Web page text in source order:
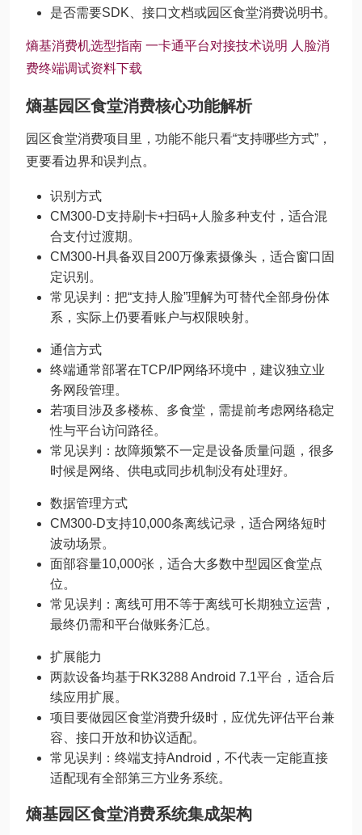
是否需要SDK、接口文档或园区食堂消费说明书。
熵基消费机选型指南 一卡通平台对接技术说明 人脸消
费终端调试资料下载
熵基园区食堂消费核心功能解析
园区食堂消费项目里，功能不能只看“支持哪些方式”，
更要看边界和误判点。
识别方式
CM300-D支持刷卡+扫码+人脸多种支付，适合混
合支付过渡期。
CM300-H具备双目200万像素摄像头，适合窗口固
定识别。
常见误判：把“支持人脸”理解为可替代全部身份体
系，实际上仍要看账户与权限映射。
通信方式
终端通常部署在TCP/IP网络环境中，建议独立业
务网段管理。
若项目涉及多楼栋、多食堂，需提前考虑网络稳定
性与平台访问路径。
常见误判：故障频繁不一定是设备质量问题，很多
时候是网络、供电或同步机制没有处理好。
数据管理方式
CM300-D支持10,000条离线记录，适合网络短时
波动场景。
面部容量10,000张，适合大多数中型园区食堂点
位。
常见误判：离线可用不等于离线可长期独立运营，
最终仍需和平台做账务汇总。
扩展能力
两款设备均基于RK3288 Android 7.1平台，适合后
续应用扩展。
项目要做园区食堂消费升级时，应优先评估平台兼
容、接口开放和协议适配。
常见误判：终端支持Android，不代表一定能直接
适配现有全部第三方业务系统。
熵基园区食堂消费系统集成架构